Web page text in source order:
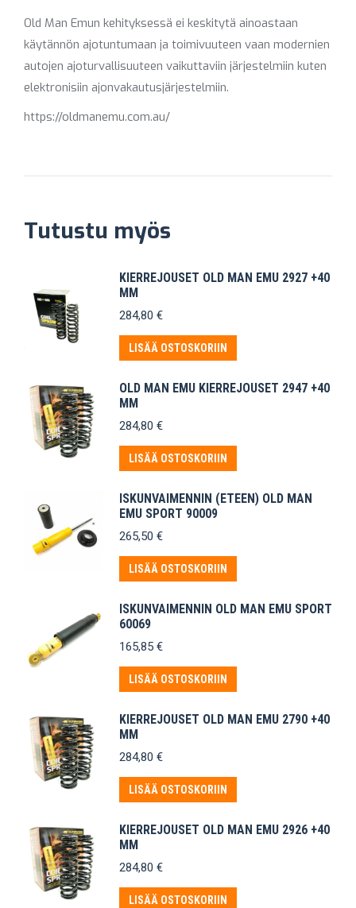
Old Man Emun kehityksessä ei keskitytä ainoastaan
käytännön ajotuntumaan ja toimivuuteen vaan modernien
autojen ajoturvallisuuteen vaikuttaviin järjestelmiin kuten
elektronisiin ajonvakautusjärjestelmiin.
https://oldmanemu.com.au/
Tutustu myös
KIERREJOUSET OLD MAN EMU 2927 +40
MM
284,80 €
LISÄÄ OSTOSKORIIN
OLD MAN EMU KIERREJOUSET 2947 +40
MM
284,80 €
LISÄÄ OSTOSKORIIN
ISKUNVAIMENNIN (ETEEN) OLD MAN
EMU SPORT 90009
265,50 €
LISÄÄ OSTOSKORIIN
ISKUNVAIMENNIN OLD MAN EMU SPORT
60069
165,85 €
LISÄÄ OSTOSKORIIN
KIERREJOUSET OLD MAN EMU 2790 +40
MM
284,80 €
LISÄÄ OSTOSKORIIN
KIERREJOUSET OLD MAN EMU 2926 +40
MM
284,80 €
LISÄÄ OSTOSKORIIN